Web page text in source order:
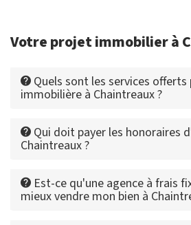
Votre projet immobilier à
Quels sont les services offerts
immobilière à Chaintreaux ?
Qui doit payer les honoraires
Chaintreaux ?
Est-ce qu'une agence à frais
mieux vendre mon bien à